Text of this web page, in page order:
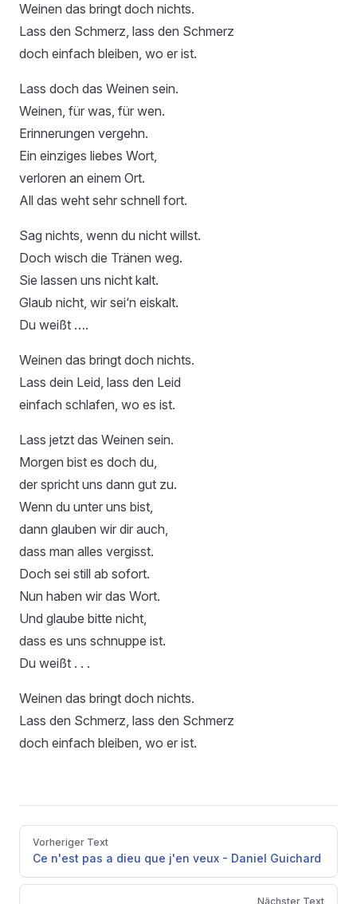
Weinen das bringt doch nichts.
Lass den Schmerz, lass den Schmerz
doch einfach bleiben, wo er ist.
Lass doch das Weinen sein.
Weinen, für was, für wen.
Erinnerungen vergehn.
Ein einziges liebes Wort,
verloren an einem Ort.
All das weht sehr schnell fort.
Sag nichts, wenn du nicht willst.
Doch wisch die Tränen weg.
Sie lassen uns nicht kalt.
Glaub nicht, wir sei‘n eiskalt.
Du weißt ….
Weinen das bringt doch nichts.
Lass dein Leid, lass den Leid
einfach schlafen, wo es ist.
Lass jetzt das Weinen sein.
Morgen bist es doch du,
der spricht uns dann gut zu.
Wenn du unter uns bist,
dann glauben wir dir auch,
dass man alles vergisst.
Doch sei still ab sofort.
Nun haben wir das Wort.
Und glaube bitte nicht,
dass es uns schnuppe ist.
Du weißt . . .
Weinen das bringt doch nichts.
Lass den Schmerz, lass den Schmerz
doch einfach bleiben, wo er ist.
Pager
Vorheriger Text
Ce n'est pas a dieu que j'en veux - Daniel Guichard
Nächster Text